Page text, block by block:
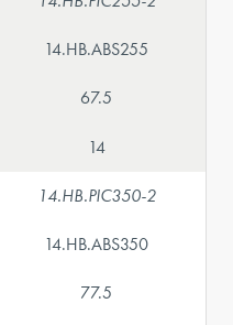
14.HB.ABS255
67.5
14
14.HB.PIC350-2
14.HB.ABS350
77.5